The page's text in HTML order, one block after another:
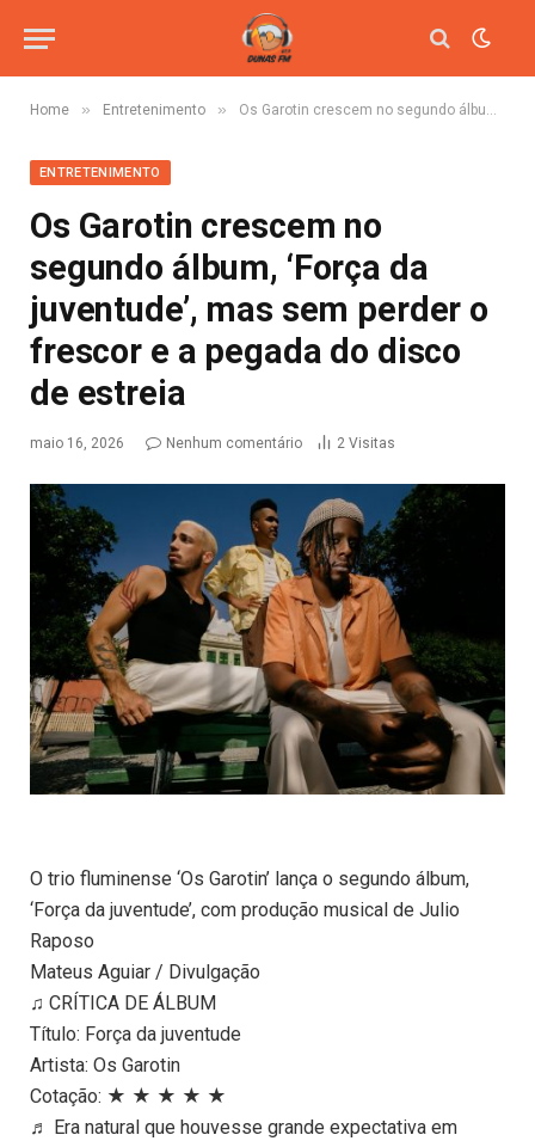
Home » Entretenimento » Os Garotin crescem no segundo álbum, ‘Força da juventude’, mas sem perder o frescor e a pegada do disco de estreia
ENTRETENIMENTO
Os Garotin crescem no
segundo álbum, ‘Força da
juventude’, mas sem perder o
frescor e a pegada do disco
de estreia
maio 16, 2026 Nenhum comentário 2 Visitas
O trio fluminense ‘Os Garotin’ lança o segundo álbum,
‘Força da juventude’, com produção musical de Julio
Raposo
Mateus Aguiar / Divulgação
♫ CRÍTICA DE ÁLBUM
Título: Força da juventude
Artista: Os Garotin
Cotação: ★ ★ ★ ★ ★
♬ Era natural que houvesse grande expectativa em